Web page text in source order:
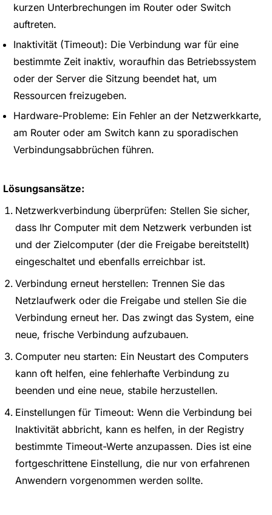
kurzen Unterbrechungen im Router oder Switch
auftreten.
Inaktivität (Timeout): Die Verbindung war für eine
bestimmte Zeit inaktiv, woraufhin das Betriebssystem
oder der Server die Sitzung beendet hat, um
Ressourcen freizugeben.
Hardware-Probleme: Ein Fehler an der Netzwerkkarte,
am Router oder am Switch kann zu sporadischen
Verbindungsabbrüchen führen.
Lösungsansätze:
Netzwerkverbindung überprüfen: Stellen Sie sicher,
dass Ihr Computer mit dem Netzwerk verbunden ist
und der Zielcomputer (der die Freigabe bereitstellt)
eingeschaltet und ebenfalls erreichbar ist.
Verbindung erneut herstellen: Trennen Sie das
Netzlaufwerk oder die Freigabe und stellen Sie die
Verbindung erneut her. Das zwingt das System, eine
neue, frische Verbindung aufzubauen.
Computer neu starten: Ein Neustart des Computers
kann oft helfen, eine fehlerhafte Verbindung zu
beenden und eine neue, stabile herzustellen.
Einstellungen für Timeout: Wenn die Verbindung bei
Inaktivität abbricht, kann es helfen, in der Registry
bestimmte Timeout-Werte anzupassen. Dies ist eine
fortgeschrittene Einstellung, die nur von erfahrenen
Anwendern vorgenommen werden sollte.